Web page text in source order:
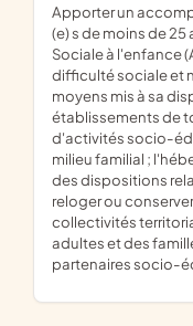
apporter un accompagnement éducatif, social et professionnel aux mineur (e) s en difficulté et en danger moral et aux jeunes majeur
(e) s de moins de
Sociale à l'enfance
difficulté sociale et
moyens mis à sa
établissements de
d'activités socio-
milieu familial ;
des dispositions
reloger ou
collectivités
adultes et des
partenaires socio-